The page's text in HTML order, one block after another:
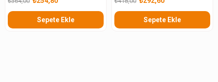
Sepete Ekle Sepete Ekle